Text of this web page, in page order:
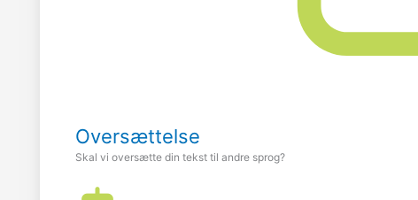
Oversættelse
Skal vi oversætte din tekst til andre sprog?